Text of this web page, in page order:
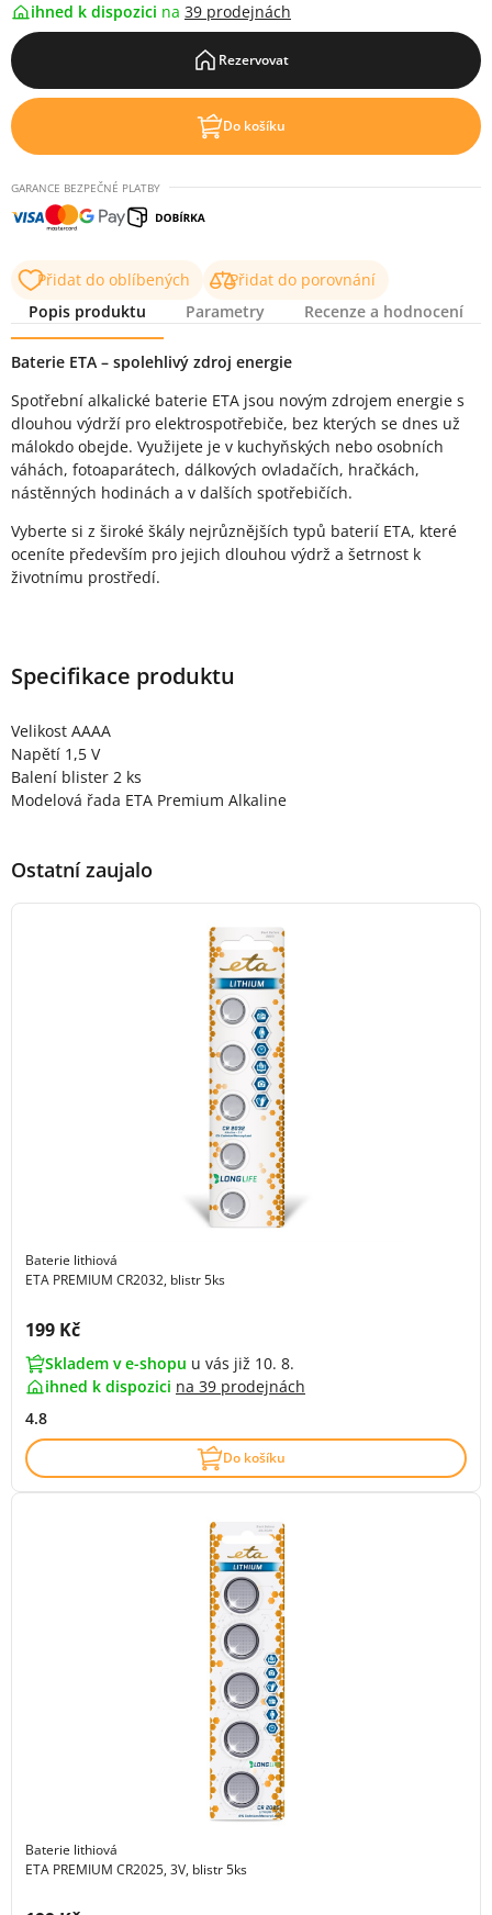
ihned k dispozici na 39 prodejnách
Rezervovat
Do košíku
GARANCE BEZPEČNÉ PLATBY
Přidat do oblíbených
Přidat do porovnání
Popis produktu
Parametry Recenze a hodnocení
Popis produktu
Baterie ETA – spolehlivý zdroj energie
Spotřební alkalické baterie ETA jsou novým zdrojem energie s
dlouhou výdrží pro elektrospotřebiče, bez kterých se dnes už
málokdo obejde. Využijete je v kuchyňských nebo osobních
váhách, fotoaparátech, dálkových ovladačích, hračkách,
nástěnných hodinách a v dalších spotřebičích.
Vyberte si z široké škály nejrůznějších typů baterií ETA, které
oceníte především pro jejich dlouhou výdrž a šetrnost k
životnímu prostředí.
Specifikace produktu
Velikost AAAA
Napětí 1,5 V
Balení blister 2 ks
Modelová řada ETA Premium Alkaline
Ostatní zaujalo
Baterie lithiová
ETA PREMIUM CR2032, blistr 5ks
Cena s DPH:
199 Kč
Skladem v e-shopu u vás již 10. 8.
ihned k dispozici na 39 prodejnách
4.8
Do košíku
Baterie lithiová
ETA PREMIUM CR2025, 3V, blistr 5ks